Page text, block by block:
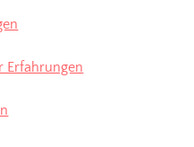
Erfahrungen